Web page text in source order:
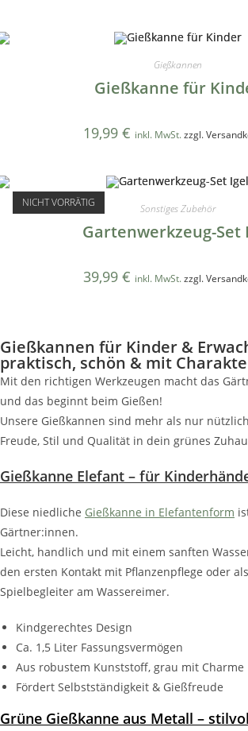
Gießkannen
Gießkanne für
19,99 € inkl. MwSt.zzgl.
NICHT VORRÄTIG Sonstiges Zubehör
Gartenwerkzeug-Set
39,99 € inkl. MwSt.zzgl.
Gießkannen für Kinder &
praktisch, schön & mit
Mit den richtigen Werkzeugen macht das
und das beginnt beim Gießen!
Unsere Gießkannen sind mehr als nur
Freude, Stil und Qualität in dein grünes
Gießkanne Elefant – für
Diese niedliche Gießkanne in Elefantenform
Gärtner:innen.
Leicht, handlich und mit einem sanften
den ersten Kontakt mit Pflanzenpflege oder
Spielbegleiter am Wassereimer.
Kindgerechtes Design
Ca. 1,5 Liter Fassungsvermögen
Aus robustem Kunststoff, grau mit Charme
Fördert Selbstständigkeit & Gießfreude
Grüne Gießkanne aus Metall –